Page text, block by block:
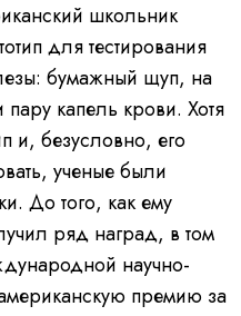
школьник
для тестирования
бумажный щуп, на
пару капель крови. Хотя
и, безусловно, его
ученые были
До того, как ему
ряд наград, в том
научно-
премию за